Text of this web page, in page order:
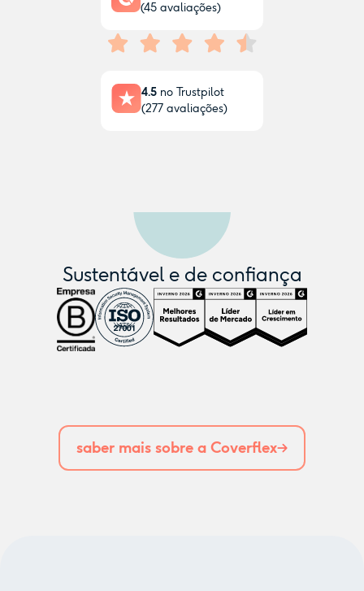
(45avaliações)
4.5no Trustpilot
(277avaliações)
Sustentável e de confiança
saber mais sobre a Coverflex